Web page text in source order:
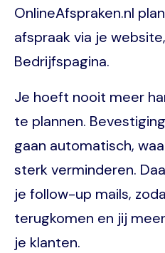
OnlineAfspraken.nl
afspraak via je
Bedrijfspagina.
Je hoeft nooit meer
te plannen.
gaan automatisch,
sterk verminderen.
je follow-up mails,
terugkomen en jij
je klanten.